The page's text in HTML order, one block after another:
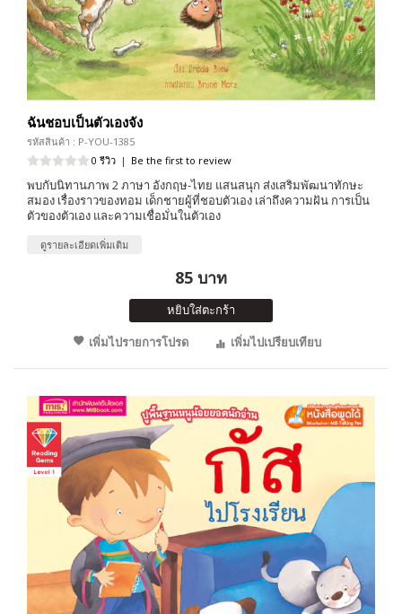
ฉันชอบเป็นตัวเองจัง
รหัสสินค้า : P-YOU-1385
0 รีวิว | Be the first to review
พบกับนิทานภาพ 2 ภาษา อังกฤษ-ไทย แสนสนุก ส่งเสริมพัฒนาทักษะ
สมอง เรื่องราวของทอม เด็กชายผู้ที่ชอบตัวเอง เล่าถึงความฝัน การเป็น
ตัวของตัวเอง และความเชื่อมั่นในตัวเอง
ดูรายละเอียดเพิ่มเติม
85 บาท
หยิบใส่ตะกร้า
เพิ่มไปรายการโปรด
เพิ่มไปเปรียบเทียบ